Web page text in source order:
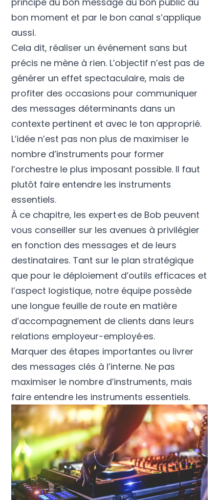
bon moment et par le bon canal s’applique
aussi.
Cela dit, réaliser un événement sans but
précis ne mène à rien. L’objectif n’est pas de
générer un effet spectaculaire, mais de
profiter des occasions pour communiquer
des messages déterminants dans un
contexte pertinent et avec le ton approprié.
L’idée n’est pas non plus de maximiser le
nombre d’instruments pour former
l’orchestre le plus imposant possible. Il faut
plutôt faire entendre les instruments
essentiels.
À ce chapitre, les expert·es de Bob peuvent
vous conseiller sur les avenues à privilégier
en fonction des messages et de leurs
destinataires. Tant sur le plan stratégique
que pour le déploiement d’outils efficaces et
l’aspect logistique, notre équipe possède
une longue feuille de route en matière
d’accompagnement de clients dans leurs
relations employeur-employé·es.
Marquer des étapes importantes ou livrer
des messages clés à l’interne. Ne pas
maximiser le nombre d’instruments, mais
faire entendre les instruments essentiels.